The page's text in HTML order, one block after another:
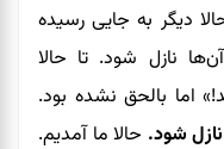
دیگر به جایی رسیده
نازل شود. تا حالا
اما بالحق نشده بود.
شود. حالا ما آمدیم.